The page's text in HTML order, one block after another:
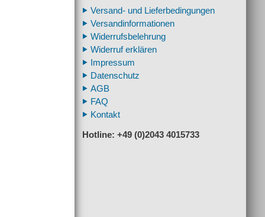
Versand- und Lieferbedingungen
Versandinformationen
Widerrufsbelehrung
Widerruf erklären
Impressum
Datenschutz
AGB
FAQ
Kontakt
Hotline: +49 (0)2043 4015733